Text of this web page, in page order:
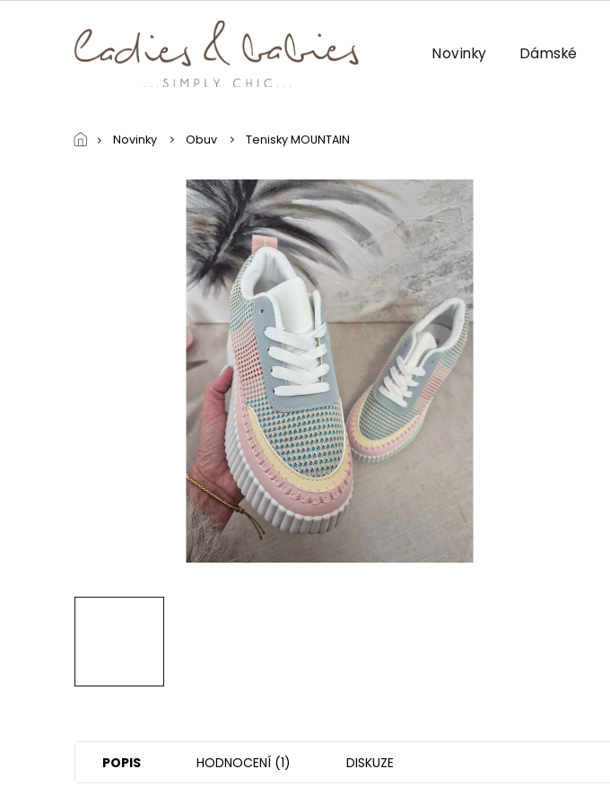
Novinky Dámské
Novinky Obuv Tenisky MOUNTAIN
POPIS HODNOCENÍ (1) DISKUZE